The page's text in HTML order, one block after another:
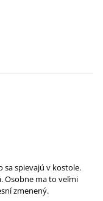
sa spievajú v kostole.
Osobne ma to veľmi
zmenený.